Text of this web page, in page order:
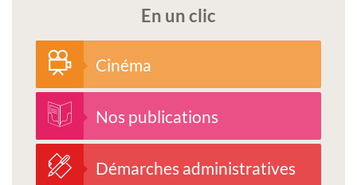
En un clic
Cinéma
Nos publications
Démarches administratives